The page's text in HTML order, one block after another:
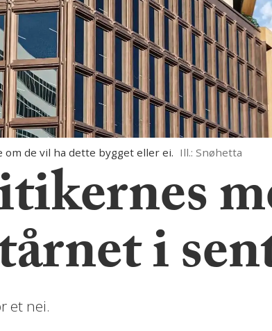
de vil ha dette bygget eller ei. Ill.: Snøhetta
i
et nei.